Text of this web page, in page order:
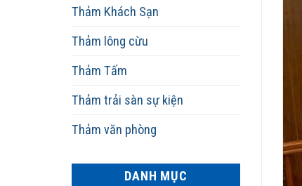
Thảm Khách Sạn
Thảm lông cừu
Thảm Tấm
Thảm trải sàn sự kiện
Thảm văn phòng
DANH MỤC